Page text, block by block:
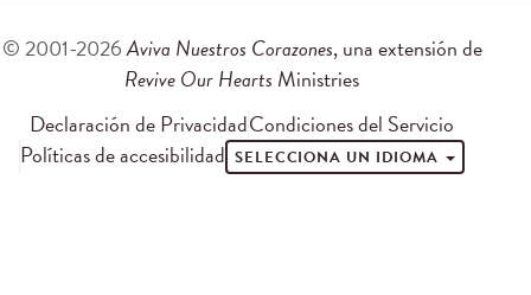
© 2001-2026Aviva Nuestros Corazones, una extensión de
Revive Our Hearts Ministries
Declaración de PrivacidadCondiciones del Servicio
Políticas de accesibilidad SELECCIONA UN IDIOMA